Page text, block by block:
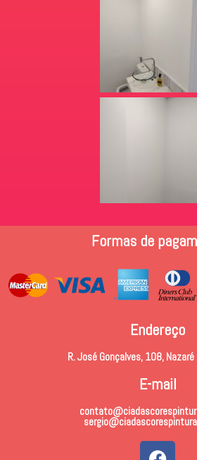
Formas de
Endereço
R. José Gonçalves, 108,
E-mail